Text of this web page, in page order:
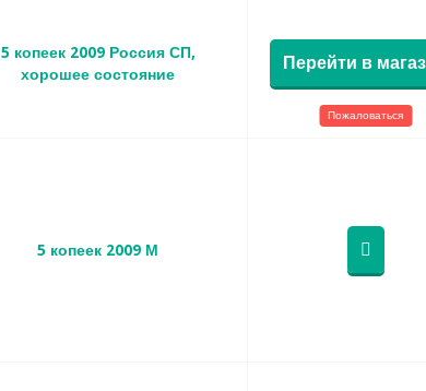
5 копеек 2009 Россия СП,
хорошее состояние
Перейти в
Пожаловаться
5 копеек 2009 М